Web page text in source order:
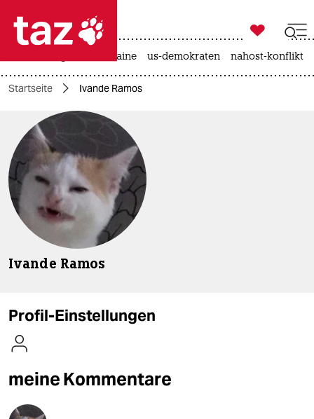
 taz zahl ich
taz zahl ich
themen
politik
öko
gesellschaft
kultur
berlin
nord
wahrheit
verlag

taz zahl ich
krieg in der ukraine us-demokraten nahost-konflikt
Startseite Ivande Ramos
Ivande Ramos
Profil-Einstellungen
meine Kommentare